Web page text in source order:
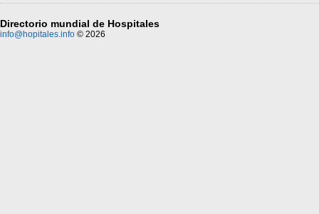
Directorio mundial de Hospitales
info@hopitales.info © 2026